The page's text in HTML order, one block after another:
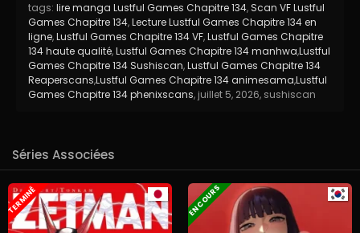
tags: lire manga Lustful Games Chapitre 134, Scan VF Lustful
Games Chapitre 134,Lecture Lustful Games Chapitre 134 en
ligne,Lustful Games Chapitre 134 VF,Lustful Games Chapitre
134 haute qualité,Lustful Games Chapitre 134 manhwa,Lustful
Games Chapitre 134 Sushiscan,Lustful Games Chapitre 134
Reaperscans,Lustful Games Chapitre 134 animesama,Lustful
Games Chapitre 134 phenixscans, juillet 5, 2026, sushiscan
Séries Associées
TERMINÉ EN COURS